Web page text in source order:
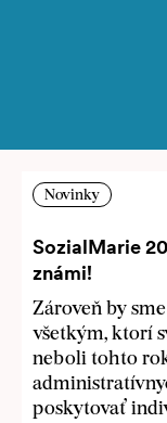
Novinky
SozialMarie
známi!
Zároveň by
všetkým, ktorí
neboli tohto
poskytovať